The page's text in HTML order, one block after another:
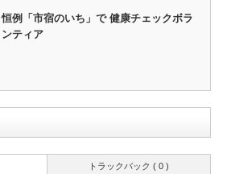
恒例「市宿のいち」で 健康チェックボラ
ンティア
トラックバック ( 0 )